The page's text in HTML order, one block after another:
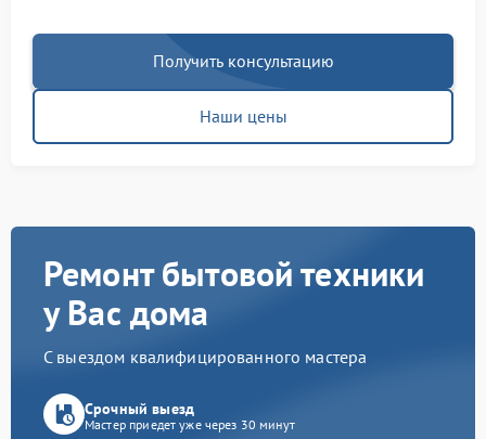
Получить консультацию
Наши цены
Ремонт бытовой техники
у Вас дома
С выездом квалифицированного мастера
Срочный выезд
Мастер приедет уже через 30 минут